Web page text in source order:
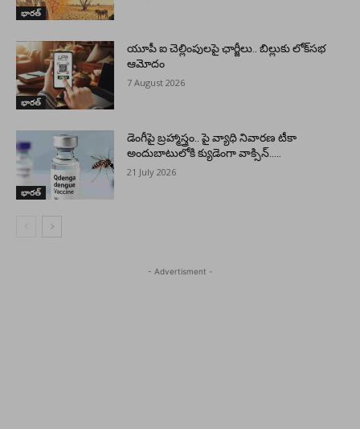
భారత్
భారత్
యూపీ ఐ చెల్లింపులపై ఛార్జీలు.. బిల్లుకు లోక్‌సభ
ఆమోదం
7 August 2026
భారత్
డెంగీపై బ్రహ్మాస్త్రం.. పై వ్యాధి నివారణ టీకా
అందుబాటులోకి క్యుడెంగా వాక్సిన్…..
21 July 2026
- Advertisment -